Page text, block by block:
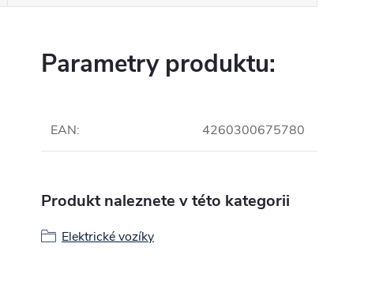
Parametry produktu:
EAN: 4260300675780
Produkt naleznete v této kategorii
Elektrické vozíky